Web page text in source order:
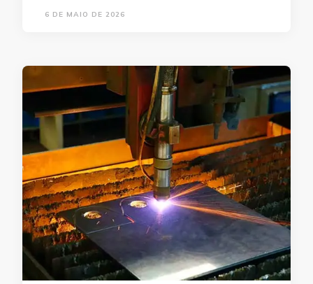
6 DE MAIO DE 2026